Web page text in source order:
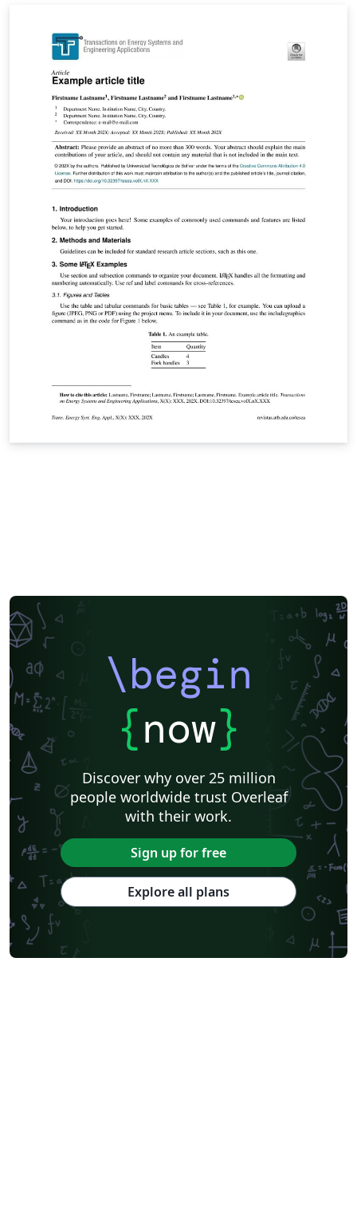
\begin
{now}
Discover why over 25 million
people worldwide trust Overleaf
with their work.
Sign up for free
Explore all plans